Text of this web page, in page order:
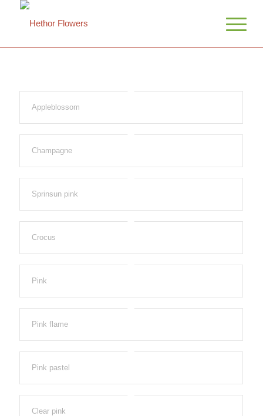
Appleblossom
Champagne
Sprinsun pink
Crocus
Pink
Pink flame
Pink pastel
Clear pink